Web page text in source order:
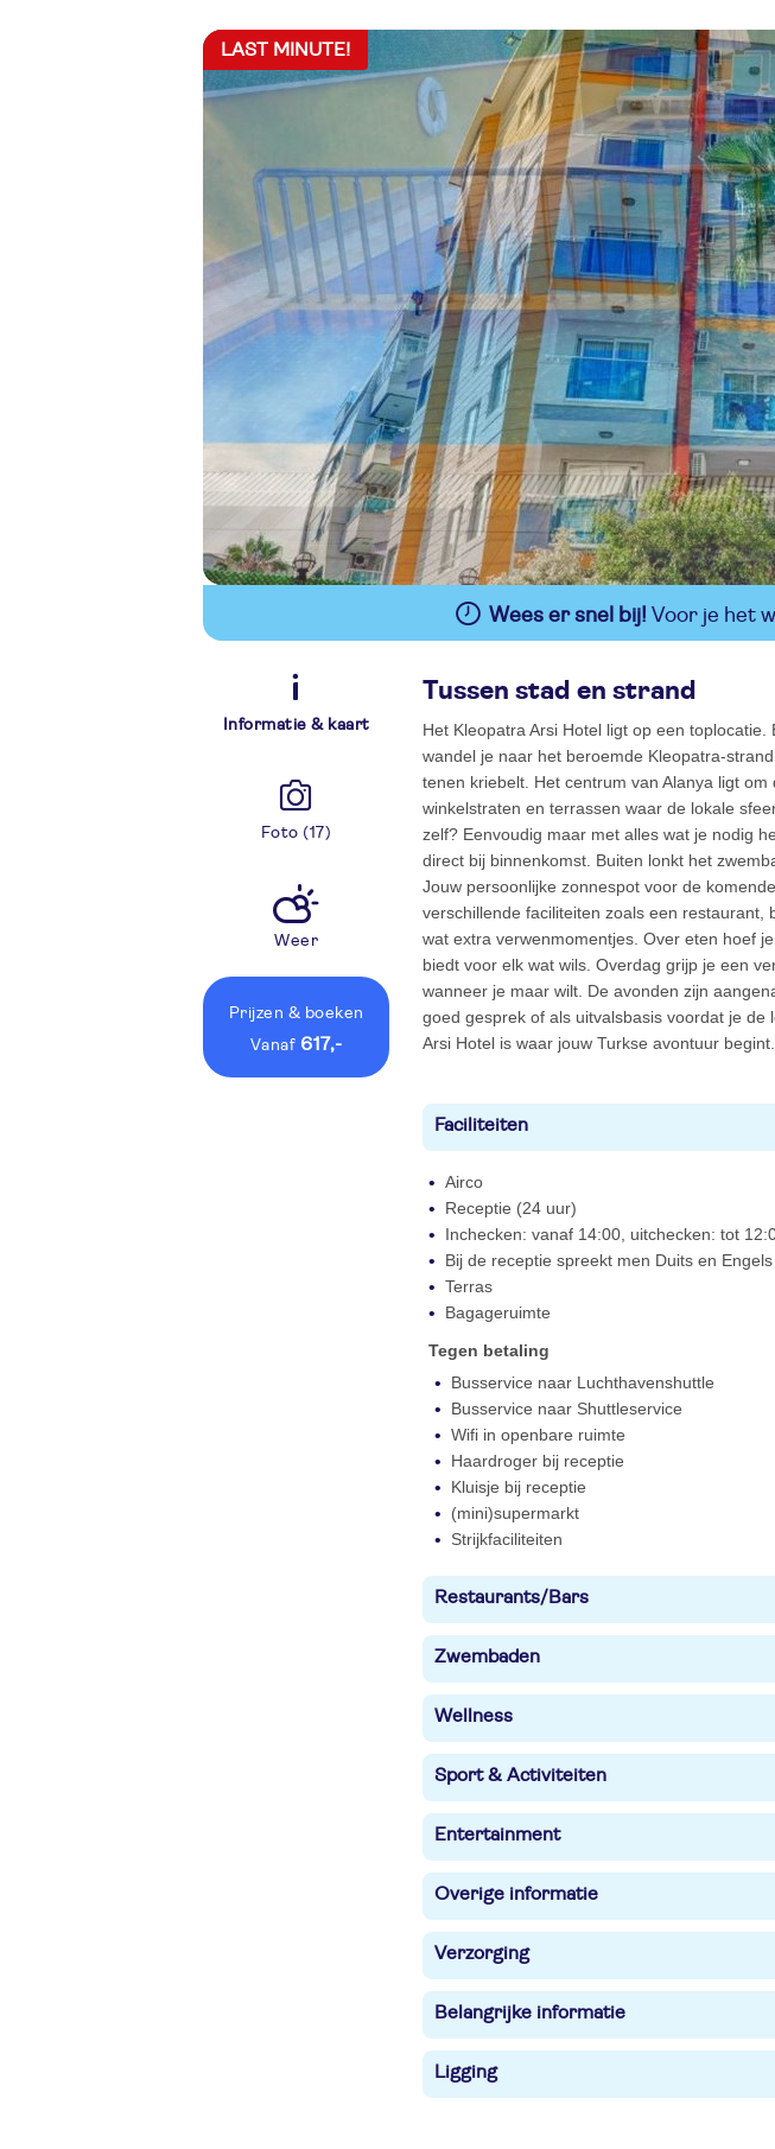
LAST MINUTE!
Wees er snel bij! Voor je het
Informatie & kaart
Foto (17)
Weer
Prijzen & boeken
vanaf 617,-
Tussen stad en strand
Het Kleopatra Arsi Hotel ligt op een
wandel je naar het beroemde Kleopatra-
tenen kriebelt. Het centrum van Alanya ligt
winkelstraten en terrassen waar de lokale
zelf? Eenvoudig maar met alles wat je nodig
direct bij binnenkomst. Buiten lonkt het
Jouw persoonlijke zonnespot voor de
verschillende faciliteiten zoals een restaurant,
wat extra verwenmomentjes. Over eten hoef
biedt voor elk wat wils. Overdag grijp je een
wanneer je maar wilt. De avonden zijn
goed gesprek of als uitvalsbasis voordat je de
Arsi Hotel is waar jouw Turkse avontuur begint.
Faciliteiten
Airco
Receptie (24 uur)
Inchecken: vanaf 14:00, uitchecken: tot
Bij de receptie spreekt men Duits en Engels
Terras
Bagageruimte
Tegen betaling
Busservice naar Luchthavenshuttle
Busservice naar Shuttleservice
Wifi in openbare ruimte
Haardroger bij receptie
Kluisje bij receptie
(mini)supermarkt
Strijkfaciliteiten
Restaurants/Bars
Zwembaden
Wellness
Sport & Activiteiten
Entertainment
Overige informatie
Verzorging
Belangrijke informatie
Ligging